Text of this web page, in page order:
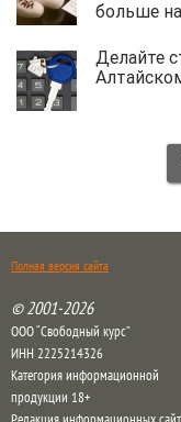
больше
Делайте
Полная версия сайта
© 2001-2026
ООО “Свободный курс”
ИНН 2225214326
Категория информационной
продукции 18+